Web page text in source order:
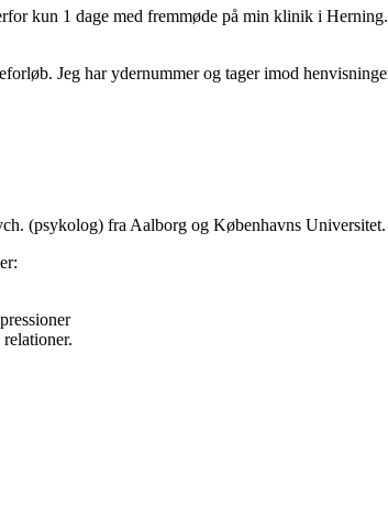
kun 1 dage med fremmøde på min klinik i
Jeg har ydernummer og tager imod
(psykolog) fra Aalborg og Københavns